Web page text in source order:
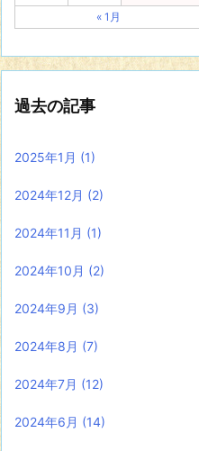
« 1月
過去の記事
2025年1月 (1)
2024年12月 (2)
2024年11月 (1)
2024年10月 (2)
2024年9月 (3)
2024年8月 (7)
2024年7月 (12)
2024年6月 (14)